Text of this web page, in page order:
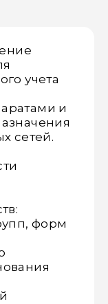
учета
и
сетей.
форм